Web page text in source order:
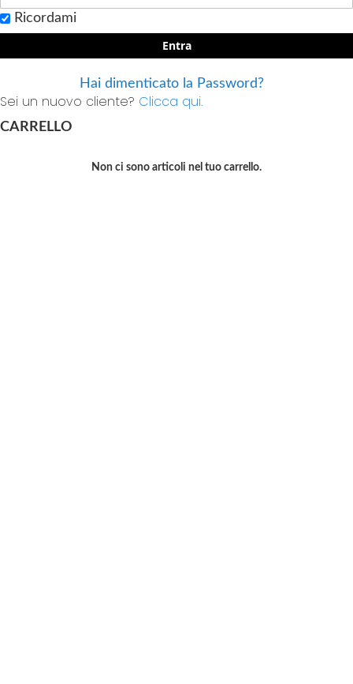
Ricordami
Entra
Hai dimenticato la Password?
Sei un nuovo cliente? Clicca qui.
CARRELLO
Non ci sono articoli nel tuo carrello.